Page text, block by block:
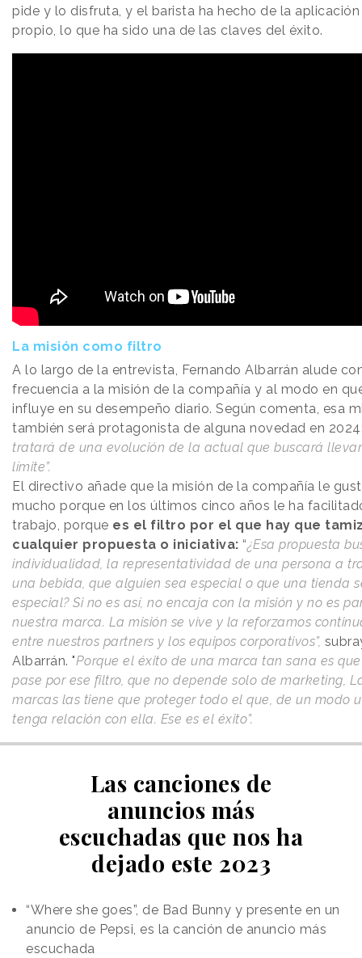
pide y lo disfruta, y el barista ha hecho de la
propio, lo que ha sido una de las claves del éxito.
La misión como filtro
A lo largo de la entrevista, Fernando Albarrán alude
frecuencia a la misión de la compañía y al modo en
influye en su desempeño diario. Según comenta, esa
también será protagonista de alguna novedad en
tratará de una evolución de la actual que buscará
límite”.
El directivo añade que la misión de la compañía le
mucho porque en los últimos cinco años le ha
trabajo, porque es el filtro por el que hay que
cualquier propuesta o iniciativa: “¿Esa propuesta
individualidad, la representatividad de una persona a
una bebida, que alguien sea especial o que una tienda
especial? Si no es así, no encaja con la misión y no es
nuestra marca. La misión se vive y la reforzamos
entre nuestros partners y los equipos corporativos”,
Albarrán. "Porque el éxito de una marca tan sana es
pase por ese filtro, que no depende solo de marketing,
marcas las tiene que proteger todo el que, de un modo
tenga relación con ella. Ese es el éxito”.
Las canciones de
anuncios más
escuchadas que nos ha
dejado este 2023
“Where she goes”, de Bad Bunny y presente en un
anuncio de Pepsi, es la canción de anuncio más
escuchada